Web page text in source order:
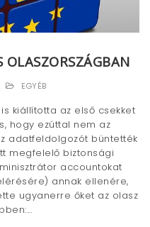
EGYÉB
kiállította az első csekket
hogy ezúttal nem az
adatfeldolgozót büntették
megfelelő biztonsági
accountokat
annak ellenére,
ugyanerre őket az olasz